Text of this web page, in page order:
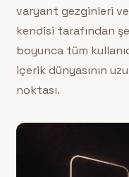
varyant gezginleri
kendisi tarafından
boyunca tüm
içerik dünyasının
noktası.